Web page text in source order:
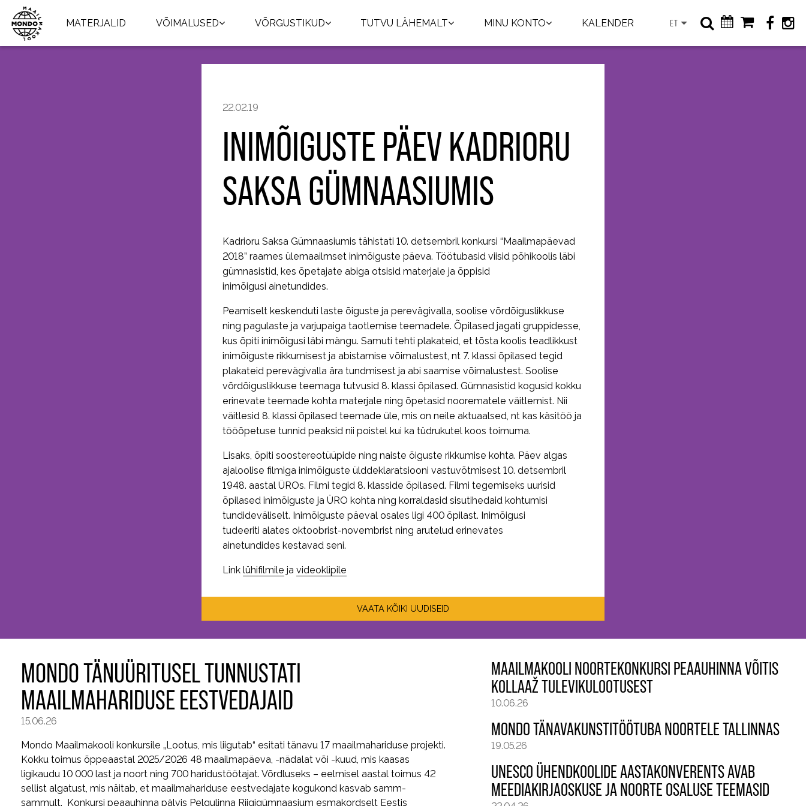
MATERJALID VÕIMALUSED VÕRGUSTIKUD TUTVU LÄHEMALT MINU KONTO KALENDER ET
22.02.19
INIMÕIGUSTE PÄEV KADRIORU
SAKSA GÜMNAASIUMIS
Kadrioru Saksa Gümnaasiumis tähistati 10. detsembril konkursi “Maailmapäevad
2018” raames ülemaailmset inimõiguste päeva. Töötubasid viisid põhikoolis läbi
gümnasistid, kes õpetajate abiga otsisid materjale ja õppisid
inimõigusi ainetundides.
Peamiselt keskenduti laste õiguste ja perevägivalla, soolise võrdõiguslikkuse
ning pagulaste ja varjupaiga taotlemise teemadele. Õpilased jagati gruppidesse,
kus õpiti inimõigusi läbi mängu. Samuti tehti plakateid, et tõsta koolis teadlikkust
inimõiguste rikkumisest ja abistamise võimalustest, nt 7. klassi õpilased tegid
plakateid perevägivalla ära tundmisest ja abi saamise võimalustest. Soolise
võrdõiguslikkuse teemaga tutvusid 8. klassi õpilased. Gümnasistid kogusid kokku
erinevate teemade kohta materjale ning õpetasid noorematele väitlemist. Nii
väitlesid 8. klassi õpilased teemade üle, mis on neile aktuaalsed, nt kas käsitöö ja
tööõpetuse tunnid peaksid nii poistel kui ka tüdrukutel koos toimuma.
Lisaks, õpiti soostereotüüpide ning naiste õiguste rikkumise kohta. Päev algas
ajaloolise filmiga inimõiguste ülddeklaratsiooni vastuvõtmisest 10. detsembril
1948. aastal ÜROs. Filmi tegid 8. klasside õpilased. Filmi tegemiseks uurisid
õpilased inimõiguste ja ÜRO kohta ning korraldasid sisutihedaid kohtumisi
tundideväliselt. Inimõiguste päeval osales ligi 400 õpilast. Inimõigusi
tudeeriti alates oktoobrist-novembrist ning arutelud erinevates
ainetundides kestavad seni.
Link lühifilmile ja videoklipile
VAATA KÕIKI UUDISEID
MONDO TÄNUÜRITUSEL TUNNUSTATI
MAAILMAHARIDUSE EESTVEDAJAID
15.06.26
Mondo Maailmakooli konkursile „Lootus, mis liigutab“ esitati tänavu 17 maailmahariduse projekti.
Kokku toimus õppeaastal 2025/2026 48 maailmapäeva, -nädalat või -kuud, mis kaasas
ligikaudu 10 000 last ja noort ning 700 haridustöötajat. Võrdluseks – eelmisel aastal toimus 42
sellist algatust, mis näitab, et maailmahariduse eestvedajate kogukond kasvab samm-
sammult. Konkursi peaauhinna pälvis Pelgulinna Riigigümnaasium esmakordselt Eestis
MAAILMAKOOLI NOORTEKONKURSI PEAAUHINNA VÕITIS
KOLLAAŽ TULEVIKULOOTUSEST
10.06.26
MONDO TÄNAVAKUNSTITÖÖTUBA NOORTELE TALLINNAS
19.05.26
UNESCO ÜHENDKOOLIDE AASTAKONVERENTS AVAB
MEEDIAKIRJAOSKUSE JA NOORTE OSALUSE TEEMASID